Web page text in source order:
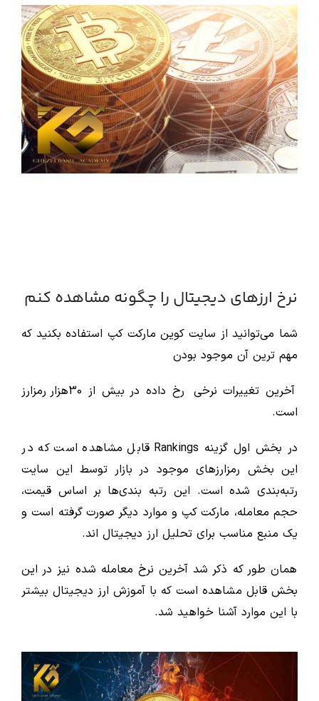
نرخ ارزهای دیجیتال را چگونه مشاهده کنم
شما می‌توانید از سایت کوین مارکت کپ استفاده بکنید که
مهم ترین آن موجود بودن
آخرین تغییرات نرخی رخ داده در بیش از 30هزار رمزارز
است.
در بخش اول گزینه Rankings قابل مشاهده است که در
این بخش رمزارزهای موجود در بازار توسط این سایت
رتبه‌بندی شده است. این رتبه ‌بندی‌ها بر اساس قیمت،
حجم معامله، مارکت کپ و موارد دیگر صورت گرفته است و
یک منبع مناسب برای تحلیل ارز دیجیتال اند.
همان طور که ذکر شد آخرین نرخ معامله شده نیز در این
بخش قابل مشاهده است که با آموزش ارز دیجیتال بیشتر
با این موارد آشنا خواهید شد.